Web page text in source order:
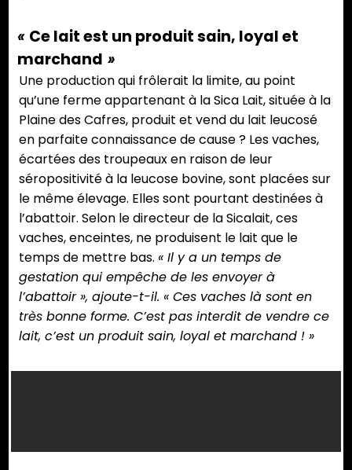
« Ce lait est un produit sain, loyal et
marchand »
Une production qui frôlerait la limite, au point
qu’une ferme appartenant à la Sica Lait, située à la
Plaine des Cafres, produit et vend du lait leucosé
en parfaite connaissance de cause ? Les vaches,
écartées des troupeaux en raison de leur
séropositivité à la leucose bovine, sont placées sur
le même élevage. Elles sont pourtant destinées à
l’abattoir. Selon le directeur de la Sicalait, ces
vaches, enceintes, ne produisent le lait que le
temps de mettre bas. « Il y a un temps de
gestation qui empêche de les envoyer à
l’abattoir », ajoute-t-il. « Ces vaches là sont en
très bonne forme. C’est pas interdit de vendre ce
lait, c’est un produit sain, loyal et marchand ! »